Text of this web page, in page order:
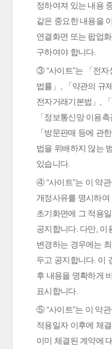
정하여져 있는 내용
같은 중요한 내용을
연결화면 또는 팝업
구하여야 합니다.
③ “사이트”는 「전
법률」, 「약관의 규
전자거래기본법」,
「정보통신망 이용
「방문판매 등에 관
법을 위배하지 않는
있습니다.
④ “사이트”는 이 약
개정사유를 명시하
초기화면에 그 적용
공지합니다. 다만, 이
변경하는 경우에는
두고 공지합니다. 이
후 내용을 명확하게
표시합니다.
⑤ “사이트”는 이 약
적용일자 이후에 체
이미 체결된 계약에